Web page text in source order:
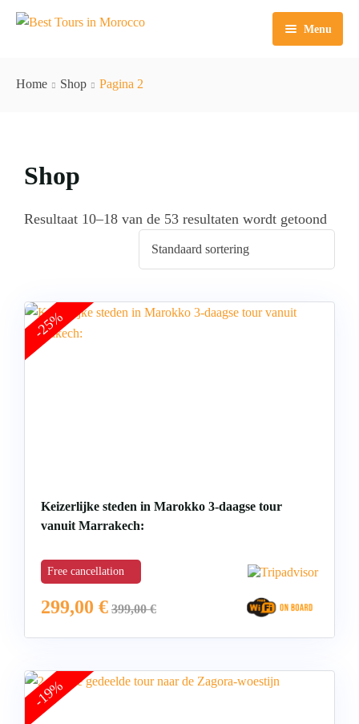
Menu
Dagtochten Agadir
Rondleidingen Agadir
Rondleidingen Essaouira
Sahara Agafay
Home Shop Pagina 2
Shop
Resultaat 10–18 van de 53 resultaten wordt getoond
-25%
Keizerlijke steden in Marokko 3-daagse tour
vanuit Marrakech:
Free cancellation
299,00 € 399,00€
-19%